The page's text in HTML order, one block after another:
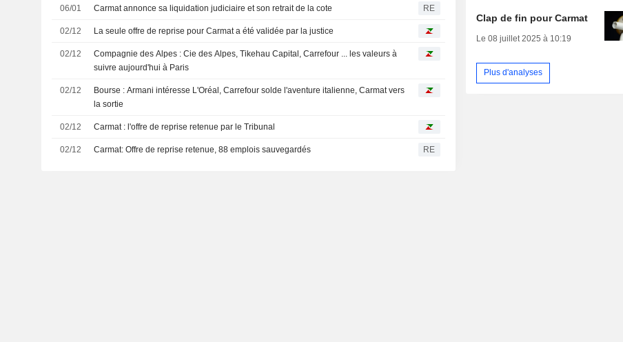
06/01 Carmat annonce sa liquidation judiciaire et son retrait de la cote RE
02/12 La seule offre de reprise pour Carmat a été validée par la justice
02/12
Compagnie des Alpes : Cie des Alpes, Tikehau Capital, Carrefour ... les valeurs à
suivre aujourd'hui à Paris
02/12
Bourse : Armani intéresse L'Oréal, Carrefour solde l'aventure italienne, Carmat vers
la sortie
02/12 Carmat : l'offre de reprise retenue par le Tribunal
02/12 Carmat: Offre de reprise retenue, 88 emplois sauvegardés RE
Clap de fin pour Carmat
Le 08 juillet 2025 à 10:19
Plus d'analyses